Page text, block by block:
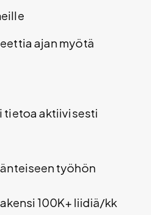
ajan myötä
tietoa aktiivisesti
työhön
100K+ liidiä/kk